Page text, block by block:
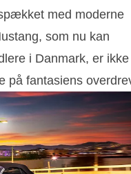
med moderne
som nu kan
i Danmark, er ikke
på fantasiens